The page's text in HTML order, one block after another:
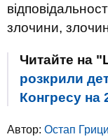
злочини,
Читайте на
розкрили
Конгресу на
Автор: Остап